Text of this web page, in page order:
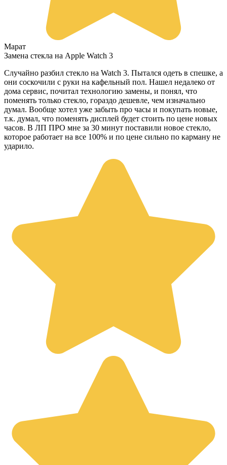
Марат
Замена стекла на Apple Watch 3
Случайно разбил стекло на Watch 3. Пытался одеть в спешке, а
они соскочили с руки на кафельный пол. Нашел недалеко от
дома сервис, почитал технологию замены, и понял, что
поменять только стекло, гораздо дешевле, чем изначально
думал. Вообще хотел уже забыть про часы и покупать новые,
т.к. думал, что поменять дисплей будет стоить по цене новых
часов. В ЛП ПРО мне за 30 минут поставили новое стекло,
которое работает на все 100% и по цене сильно по карману не
ударило.